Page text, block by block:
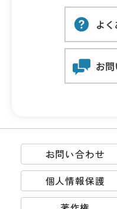
お問い合わせ
個人情報保護